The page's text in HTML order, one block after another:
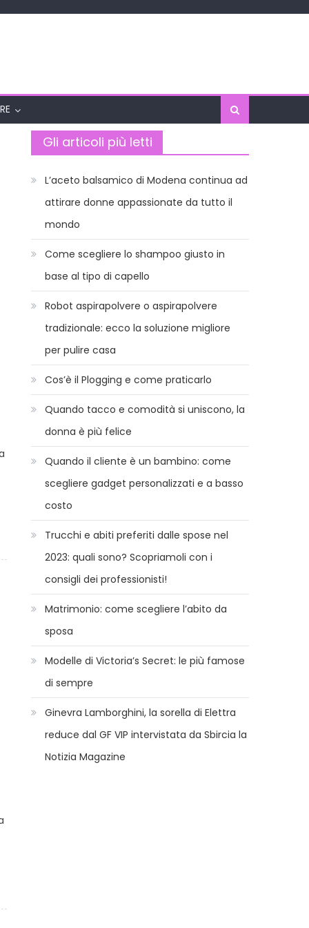
Gli articoli più letti
L’aceto balsamico di Modena continua ad
attirare donne appassionate da tutto il
mondo
Come scegliere lo shampoo giusto in
base al tipo di capello
Robot aspirapolvere o aspirapolvere
tradizionale: ecco la soluzione migliore
per pulire casa
Cos’è il Plogging e come praticarlo
Quando tacco e comodità si uniscono, la
donna è più felice
Quando il cliente è un bambino: come
scegliere gadget personalizzati e a basso
costo
Trucchi e abiti preferiti dalle spose nel
2023: quali sono? Scopriamoli con i
consigli dei professionisti!
Matrimonio: come scegliere l’abito da
sposa
Modelle di Victoria’s Secret: le più famose
di sempre
Ginevra Lamborghini, la sorella di Elettra
reduce dal GF VIP intervistata da Sbircia la
Notizia Magazine